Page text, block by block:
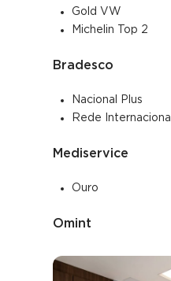
Gold VW
Michelin Top 2
Bradesco
Nacional Plus
Rede Internacional
Mediservice
Ouro
Omint